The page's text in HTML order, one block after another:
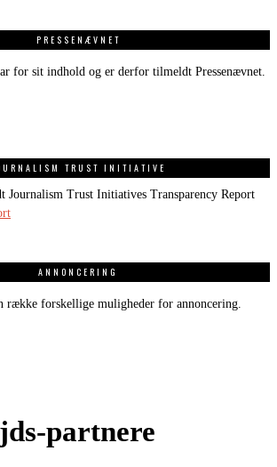
PRESSENÆVNET
for sit indhold og er derfor tilmeldt Pressenævnet.
TRUST INITIATIVE
Journalism Trust Initiatives Transparency Report
ANNONCERING
række forskellige muligheder for annoncering.
partnere